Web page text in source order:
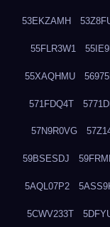
53EKZAMH
55FLR3W1
55XAQHMU
571FDQ4T
57N9R0VG
59BSESDJ
5AQL07P2
5CWV233T